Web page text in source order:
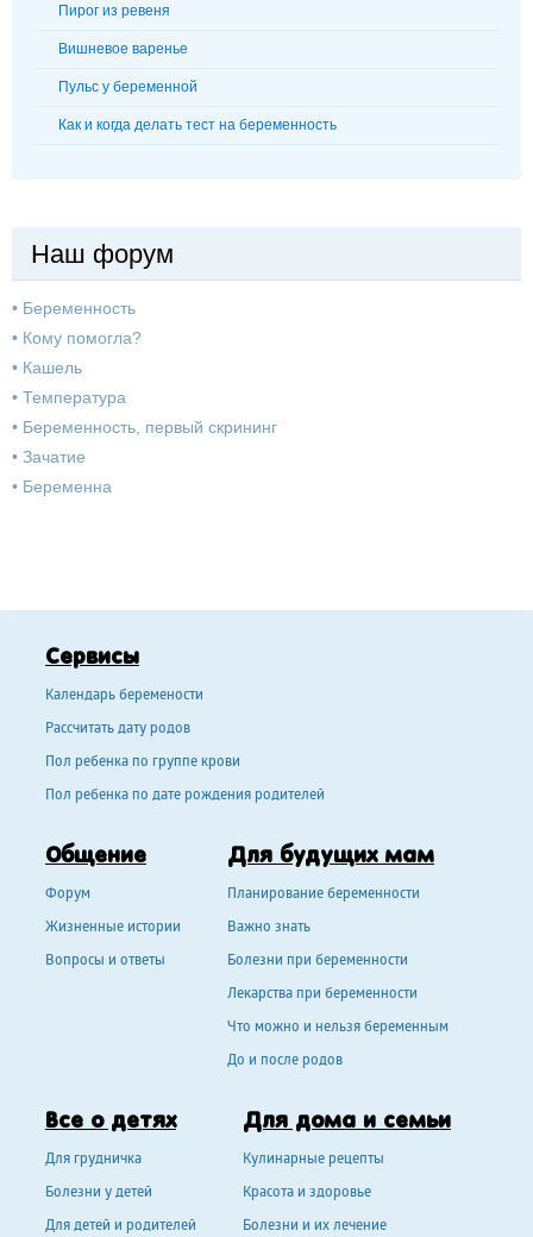
Пирог из ревеня
Вишневое варенье
Пульс у беременной
Как и когда делать тест на беременность
Наш форум
• Беременность
• Кому помогла?
• Кашель
• Температура
• Беременность, первый скрининг
• Зачатие
• Беременна
Сервисы
Календарь беремености
Рассчитать дату родов
Пол ребенка по группе крови
Пол ребенка по дате рождения родителей
Общение
Форум
Жизненные истории
Вопросы и ответы
Для будущих мам
Планирование беременности
Важно знать
Болезни при беременности
Лекарства при беременности
Что можно и нельзя беременным
До и после родов
Все о детях
Для грудничка
Болезни у детей
Для детей и родителей
Для дома и семьи
Кулинарные рецепты
Красота и здоровье
Болезни и их лечение